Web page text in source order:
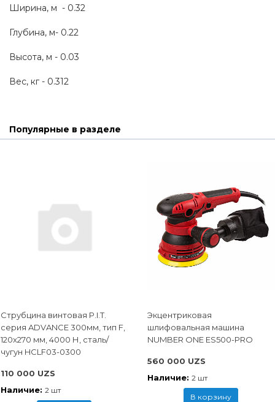
Ширина, м  - 0.32
Глубина, м- 0.22
Высота, м - 0.03
Вес, кг - 0.312
Популярные в разделе
Струбцина винтовая P.I.T.
cерия ADVANCE 300мм, тип F,
120x270 мм, 4000 Н, сталь/
чугун HCLF03-0300
110 000 UZS
Наличие: 2 шт
Экцентриковая
шлифовальная машина
NUMBER ONE ES500-PRO
560 000 UZS
Наличие: 2 шт
В корзину